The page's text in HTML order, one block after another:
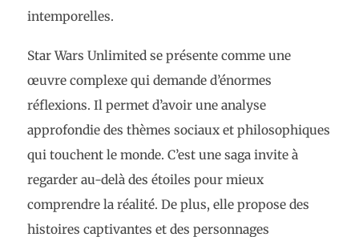
intemporelles.
Star Wars Unlimited se présente comme une
œuvre complexe qui demande d’énormes
réflexions. Il permet d’avoir une analyse
approfondie des thèmes sociaux et philosophiques
qui touchent le monde. C’est une saga invite à
regarder au-delà des étoiles pour mieux
comprendre la réalité. De plus, elle propose des
histoires captivantes et des personnages